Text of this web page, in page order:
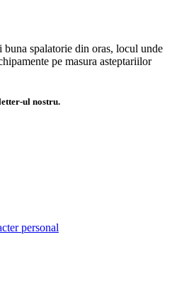
spalatorie din oras, locul unde
pe masura asteptariilor
ul nostru.
personal